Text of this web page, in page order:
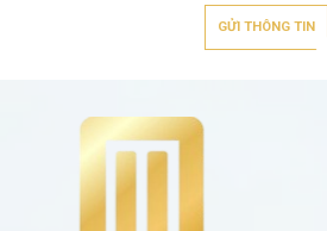
GỬI THÔNG TIN